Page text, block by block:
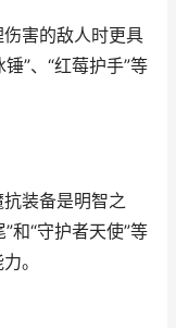
害的敌人时更具
”、“红莓护手”等
装备是明智之
和“守护者天使”等
。